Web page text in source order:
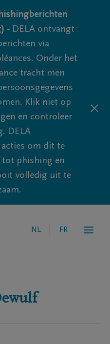
- DELA ontvangt
via
Onder het
tracht men
Klik niet op
en controleer
DELA
om dit te
tot phishing en
volledig uit te
NL FR